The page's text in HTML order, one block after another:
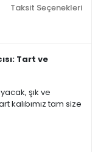
Taksit Seçenekleri
Tart ve
şık ve
kalıbımız tam size